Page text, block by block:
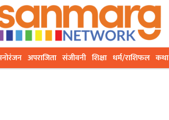
अपराजिता संजीवनी शिक्षा धर्म/राशिफल कथा